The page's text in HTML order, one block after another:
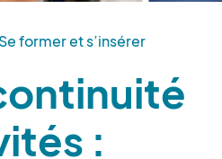
Se former et s’insérer
: